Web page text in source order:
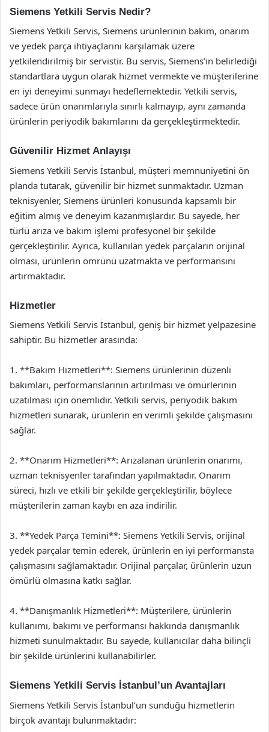
Siemens Yetkili Servis Nedir?
Siemens Yetkili Servis, Siemens ürünlerinin bakım, onarım
ve yedek parça ihtiyaçlarını karşılamak üzere
yetkilendirilmiş bir servistir. Bu servis, Siemens’in belirlediği
standartlara uygun olarak hizmet vermekte ve müşterilerine
en iyi deneyimi sunmayı hedeflemektedir. Yetkili servis,
sadece ürün onarımlarıyla sınırlı kalmayıp, aynı zamanda
ürünlerin periyodik bakımlarını da gerçekleştirmektedir.
Güvenilir Hizmet Anlayışı
Siemens Yetkili Servis İstanbul, müşteri memnuniyetini ön
planda tutarak, güvenilir bir hizmet sunmaktadır. Uzman
teknisyenler, Siemens ürünleri konusunda kapsamlı bir
eğitim almış ve deneyim kazanmışlardır. Bu sayede, her
türlü arıza ve bakım işlemi profesyonel bir şekilde
gerçekleştirilir. Ayrıca, kullanılan yedek parçaların orijinal
olması, ürünlerin ömrünü uzatmakta ve performansını
artırmaktadır.
Hizmetler
Siemens Yetkili Servis İstanbul, geniş bir hizmet yelpazesine
sahiptir. Bu hizmetler arasında:
1. **Bakım Hizmetleri**: Siemens ürünlerinin düzenli
bakımları, performanslarının artırılması ve ömürlerinin
uzatılması için önemlidir. Yetkili servis, periyodik bakım
hizmetleri sunarak, ürünlerin en verimli şekilde çalışmasını
sağlar.
2. **Onarım Hizmetleri**: Arızalanan ürünlerin onarımı,
uzman teknisyenler tarafından yapılmaktadır. Onarım
süreci, hızlı ve etkili bir şekilde gerçekleştirilir, böylece
müşterilerin zaman kaybı en aza indirilir.
3. **Yedek Parça Temini**: Siemens Yetkili Servis, orijinal
yedek parçalar temin ederek, ürünlerin en iyi performansta
çalışmasını sağlamaktadır. Orijinal parçalar, ürünlerin uzun
ömürlü olmasına katkı sağlar.
4. **Danışmanlık Hizmetleri**: Müşterilere, ürünlerin
kullanımı, bakımı ve performansı hakkında danışmanlık
hizmeti sunulmaktadır. Bu sayede, kullanıcılar daha bilinçli
bir şekilde ürünlerini kullanabilirler.
Siemens Yetkili Servis İstanbul’un Avantajları
Siemens Yetkili Servis İstanbul’un sunduğu hizmetlerin
birçok avantajı bulunmaktadır: